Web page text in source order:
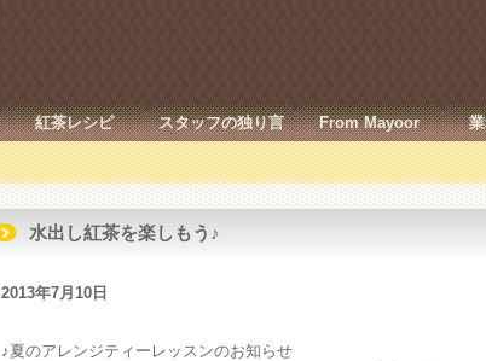
紅茶レシピ スタッフの独り言 From Mayoor
水出し紅茶を楽しもう♪
2013年7月10日
♪夏のアレンジティーレッスンのお知らせ